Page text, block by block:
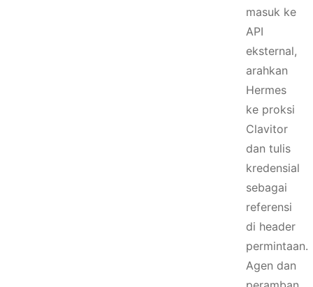
masuk ke
API
eksternal,
arahkan
Hermes
ke proksi
Clavitor
dan tulis
kredensial
sebagai
referensi
di header
permintaan.
Agen dan